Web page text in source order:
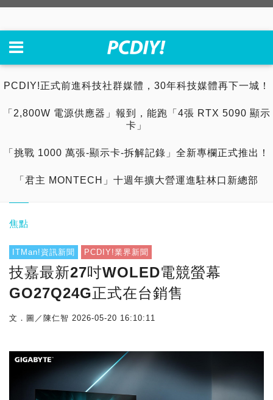
PCDIY!正式前進科技社群媒體，30年科技媒體再下一城！
「2,800W 電源供應器」報到，能跑「4張 RTX 5090 顯示
卡」
「挑戰 1000 萬張-顯示卡-拆解記錄」全新專欄正式推出！
「君主 MONTECH」十週年擴大營運進駐林口新總部
焦點
ITMan!資訊新聞 PCDIY!業界新聞
技嘉最新27吋WOLED電競螢幕
GO27Q24G正式在台銷售
文．圖／陳仁智 2026-05-20 16:10:11